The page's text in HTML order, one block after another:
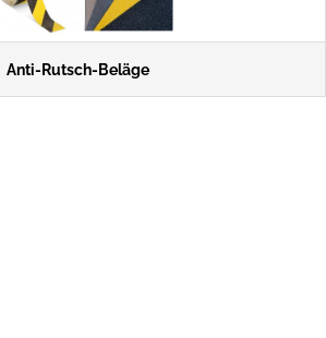
Anti-Rutsch-Beläge